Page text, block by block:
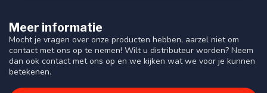
Meer informatie
Mocht je vragen over onze producten hebben, aarzel niet om
contact met ons op te nemen! Wilt u distributeur worden? Neem
dan ook contact met ons op en we kijken wat we voor je kunnen
betekenen.